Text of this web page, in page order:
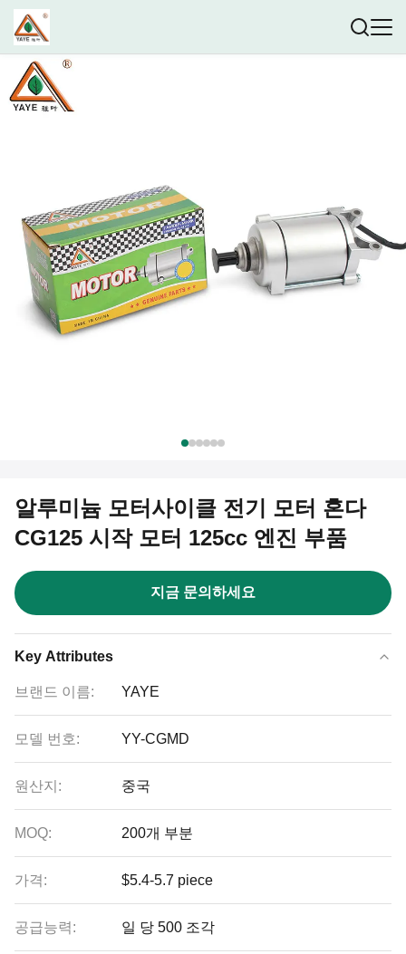
알루미늄 모터사이클 전기 모터 혼다
CG125 시작 모터 125cc 엔진 부품
지금 문의하세요
Key Attributes
브랜드 이름: YAYE
모델 번호: YY-CGMD
원산지: 중국
MOQ: 200개 부분
가격: $5.4-5.7 piece
공급능력: 일 당 500 조각